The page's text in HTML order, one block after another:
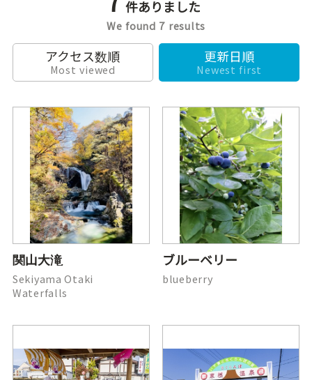
件ありました
We found 7 results
アクセス数順
Most viewed
更新日順
Newest first
関山大滝
Sekiyama Otaki
Waterfalls
ブルーベリー
blueberry